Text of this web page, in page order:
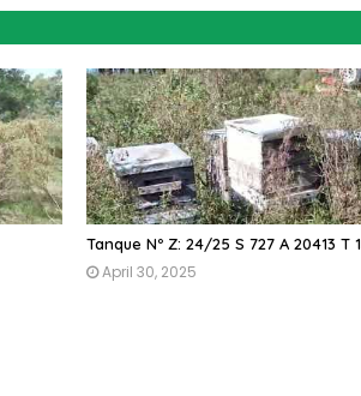
Tanque Nº Z: 24/25 S 727 A 20413 T 1
April 30, 2025